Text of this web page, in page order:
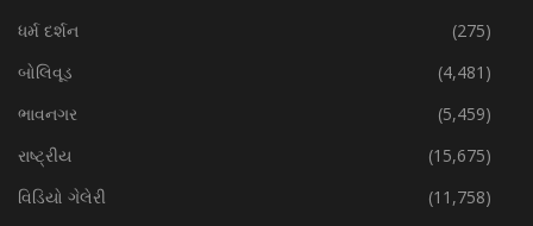
ધર્મ દર્શન
(275)
બોલિવૂડ
(4,481)
ભાવનગર
(5,459)
રાષ્ટ્રીય
(15,675)
વિડિયો ગેલેરી
(11,758)